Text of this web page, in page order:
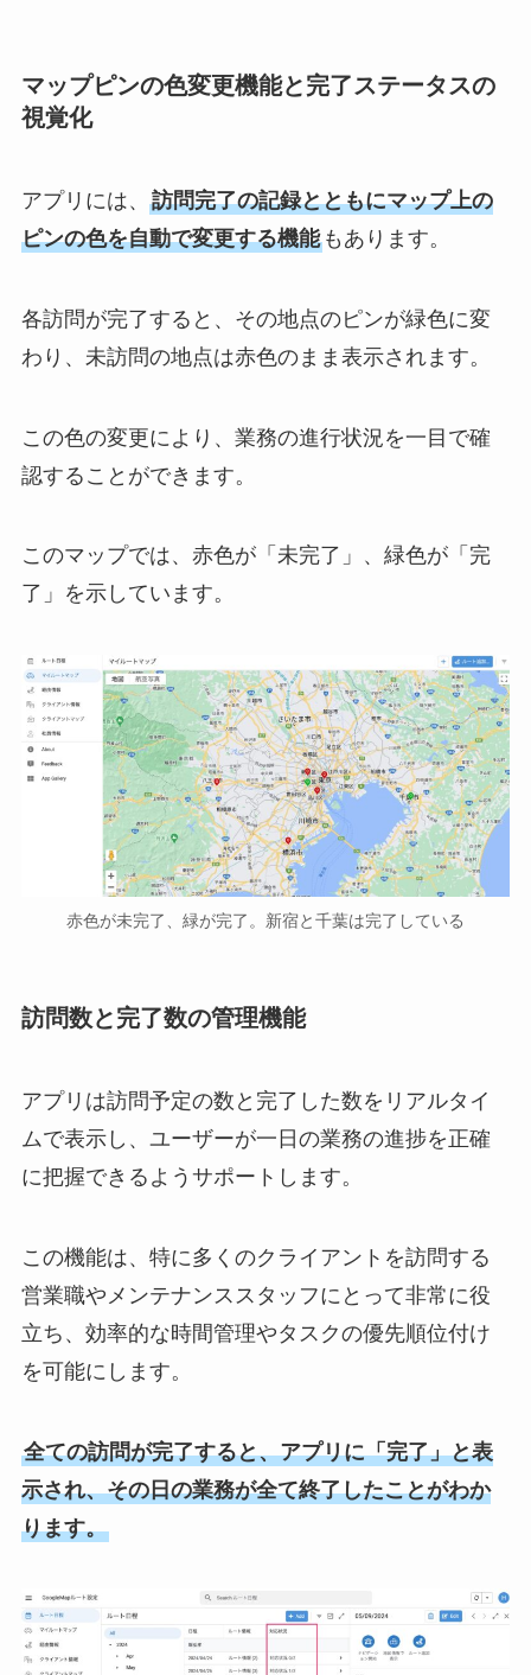
マップピンの色変更機能と完了ステータスの
視覚化
アプリには、 訪問完了の記録とともにマップ上の
ピンの色を自動で変更する機能もあります。
各訪問が完了すると、その地点のピンが緑色に変
わり、未訪問の地点は赤色のまま表示されます。
この色の変更により、業務の進行状況を一目で確
認することができます。
このマップでは、赤色が「未完了」、緑色が「完
了」を示しています。
赤色が未完了、緑が完了。新宿と千葉は完了している
訪問数と完了数の管理機能
アプリは訪問予定の数と完了した数をリアルタイ
ムで表示し、ユーザーが一日の業務の進捗を正確
に把握できるようサポートします。
この機能は、特に多くのクライアントを訪問する
営業職やメンテナンススタッフにとって非常に役
立ち、効率的な時間管理やタスクの優先順位付け
を可能にします。
全ての訪問が完了すると、アプリに「完了」と表
示され、その日の業務が全て終了したことがわか
ります。